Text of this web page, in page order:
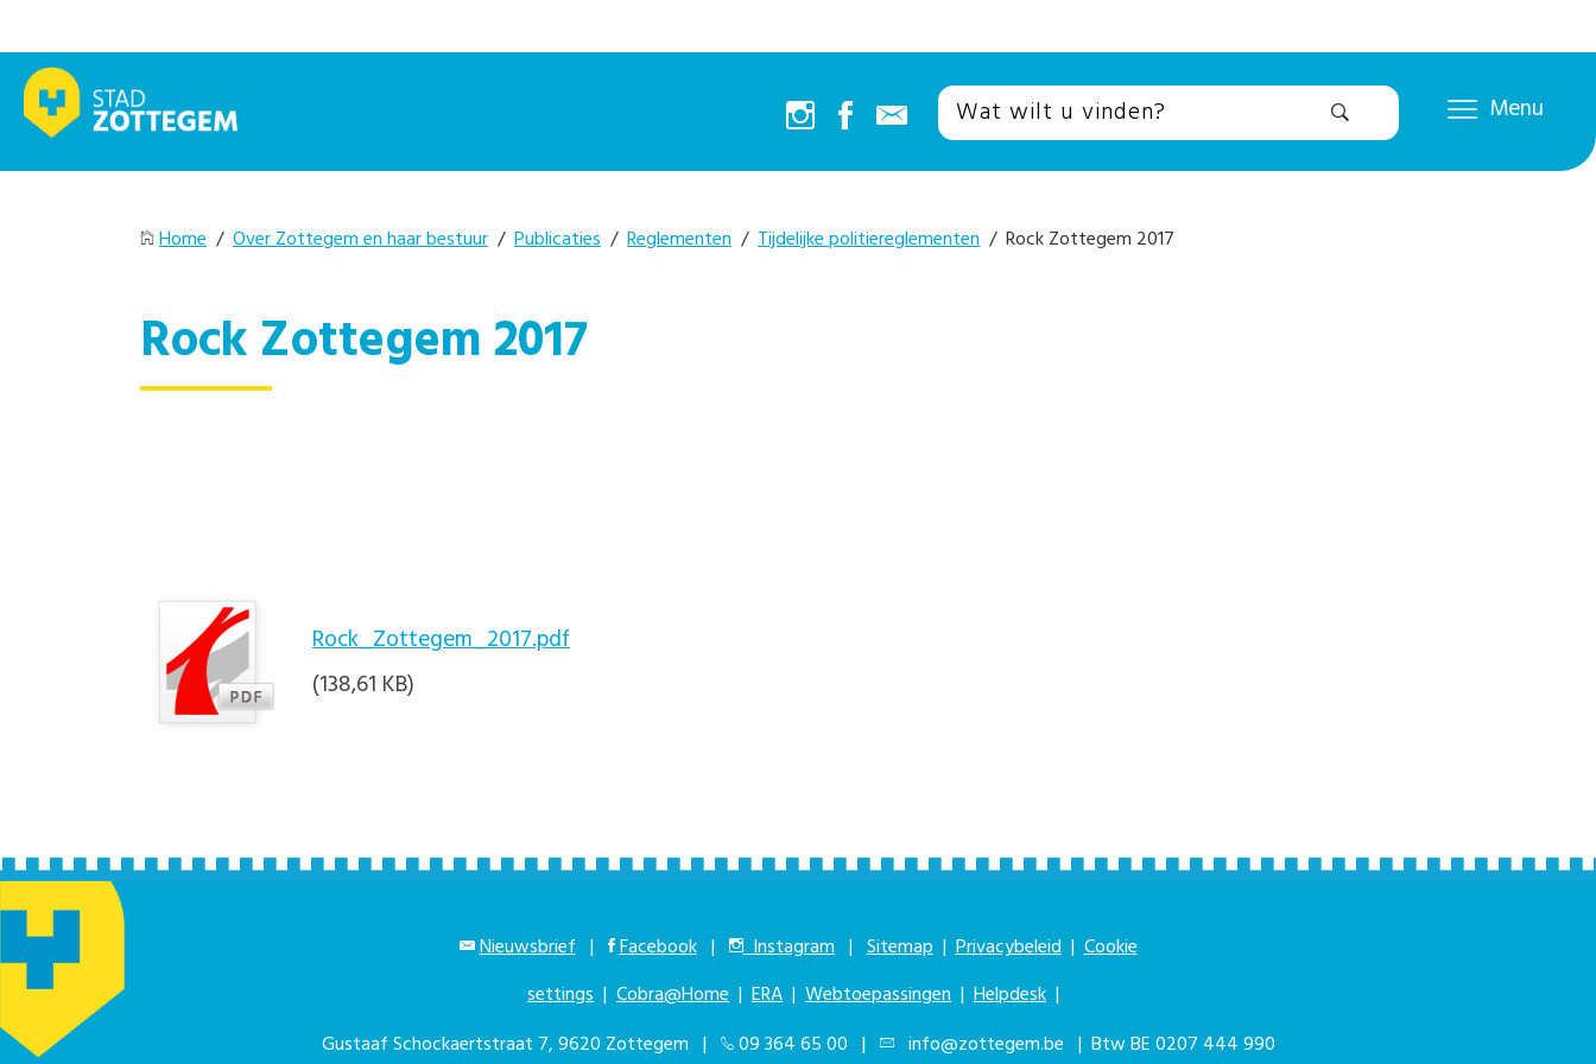
Menu
Home / Over Zottegem en haar bestuur / Publicaties / Reglementen / Tijdelijke politiereglementen / Rock Zottegem 2017
Rock Zottegem 2017
Rock_Zottegem_2017.pdf
(138,61 KB)
Nieuwsbrief | Facebook | Instagram | Sitemap |Privacybeleid |Cookie
settings | Cobra@Home | ERA | Webtoepassingen | Helpdesk |
Gustaaf Schockaertstraat 7, 9620 Zottegem |
09 364 65 00 | info@zottegem.be | Btw BE 0207 444 990